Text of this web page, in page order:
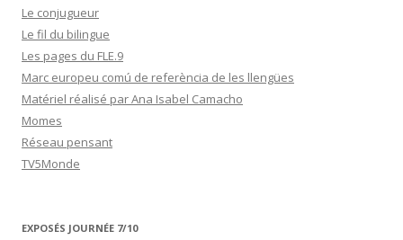
Le conjugueur
Le fil du bilingue
Les pages du FLE.9
Marc europeu comú de referència de les llengües
Matériel réalisé par Ana Isabel Camacho
Momes
Réseau pensant
TV5Monde
EXPOSÉS JOURNÉE 7/10